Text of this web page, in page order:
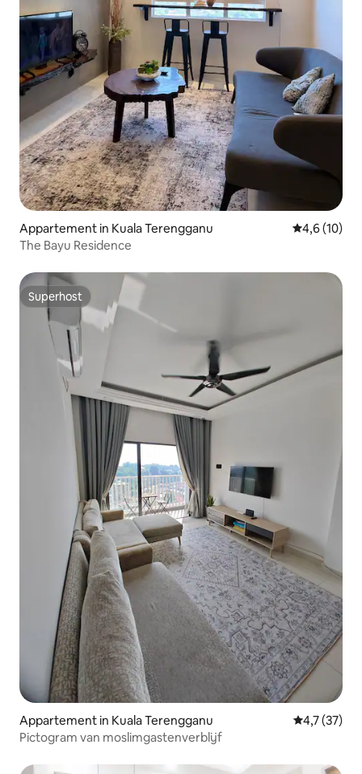
Appartement in Kuala Terengganu
4,6 (10)
The Bayu Residence
Superhost
Superhost
Appartement in Kuala Terengganu
4,7 (37)
Pictogram van moslimgastenverblijf